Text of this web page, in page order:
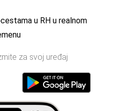
u RH u realnom
za svoj uređaj